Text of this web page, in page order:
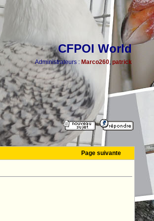
CFPOI World
Administrateurs : Marco260, patrick
Page suivante